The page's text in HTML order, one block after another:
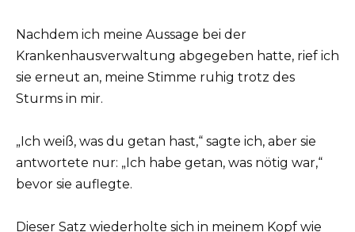
Nachdem ich meine Aussage bei der
Krankenhausverwaltung abgegeben hatte, rief ich
sie erneut an, meine Stimme ruhig trotz des
Sturms in mir.
„Ich weiß, was du getan hast,“ sagte ich, aber sie
antwortete nur: „Ich habe getan, was nötig war,“
bevor sie auflegte.
Dieser Satz wiederholte sich in meinem Kopf wie